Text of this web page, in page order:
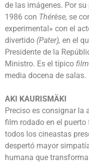
de las imágenes. Por
1986 con Thérèse, se
experimental» con el
divertido (Pater), en el
Presidente de la
Ministro. Es el típico film
media docena de salas.
AKI KAURISMÄKI
Preciso es consignar la
film rodado en el
todos los cineastas
despertó mayor
humana que